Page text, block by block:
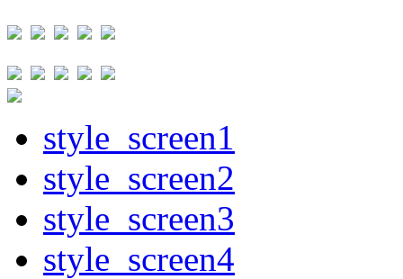
style_screen1
style_screen2
style_screen3
style_screen4